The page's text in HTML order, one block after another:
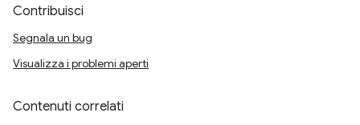
Contribuisci
Segnala un bug
Visualizza i problemi aperti
Contenuti correlati